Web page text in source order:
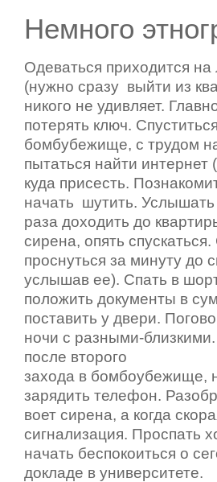
Немного
Одеваться приходится на
(нужно сразу выйти из
никого не удивляет.
потерять ключ.
бомбубежище, с трудом
пытаться найти интернет
куда присесть.
начать шутить.
раза доходить до
сирена, опять
проснуться за минуту до
услышав ее). Спать в
положить документы в
поставить у двери.
ночи с разными-
после второго
захода в бомбоубежище,
зарядить телефон.
воет сирена, а когда
сигнализация. Проспать
начать беспокоиться о
докладе в университете.